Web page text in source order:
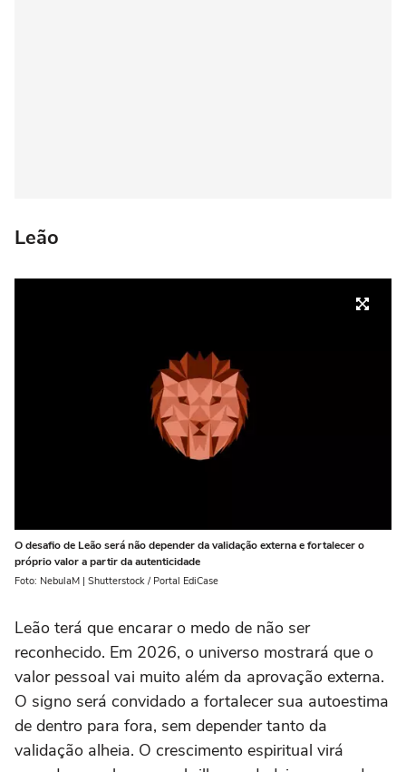
Leão
O desafio de Leão será não depender da validação externa e fortalecer o
próprio valor a partir da autenticidade
Foto: NebulaM | Shutterstock / Portal EdiCase
Leão terá que encarar o medo de não ser
reconhecido. Em 2026, o universo mostrará que o
valor pessoal vai muito além da aprovação externa.
O signo será convidado a fortalecer sua autoestima
de dentro para fora, sem depender tanto da
validação alheia. O crescimento espiritual virá